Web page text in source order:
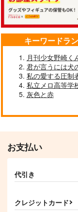
山田利吉×土井半助
サンプル
作品詳細
ラブ家
オールキャラ
ねこおじ～はるうらら
カート
キーワードラ
月刊少女野崎く
君が言うには犬
私の愛する圧制
私立メロ高等学
灰色と赤
お支払い
代引き
クレジットカード